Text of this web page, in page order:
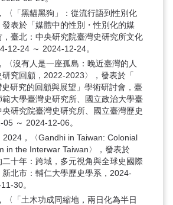
〈「黑貓黑狗」：從流行語到性別化
發表於「媒體中的性別・性別化的媒
臺北：中央研究院臺灣史研究所文化
12-24 ～ 2024-12-24。
〈沒有人是一座孤島：晚近臺灣的人
究回顧，2022-2023〉，發表於「
研究的回顧與展望」學術研討會，臺
大學臺灣史研究所、國立政治大學臺
研究院臺灣史研究所、國立臺灣歷史
～ 2024-12-06。
2024，〈Gandhi in Taiwan: Colonial
in the Interwar Taiwan〉，發表於
二十年：跨域，多元視角與全球史國際
北市：輔仁大學歷史學系，2024-
30。
〈「土木功成同縮地，兩日化為半日